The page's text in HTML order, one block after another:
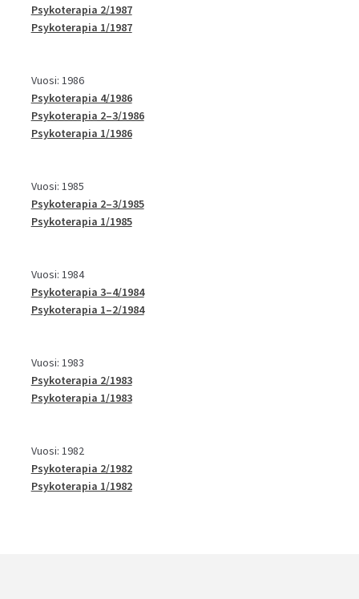
Psykoterapia 2/1987
Psykoterapia 1/1987
Vuosi: 1986
Psykoterapia 4/1986
Psykoterapia 2–3/1986
Psykoterapia 1/1986
Vuosi: 1985
Psykoterapia 2–3/1985
Psykoterapia 1/1985
Vuosi: 1984
Psykoterapia 3–4/1984
Psykoterapia 1–2/1984
Vuosi: 1983
Psykoterapia 2/1983
Psykoterapia 1/1983
Vuosi: 1982
Psykoterapia 2/1982
Psykoterapia 1/1982